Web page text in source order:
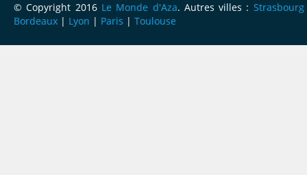
© Copyright 2016 Le Monde d'Aza. Autres villes : Strasbourg
Bordeaux | Lyon | Paris | Toulouse